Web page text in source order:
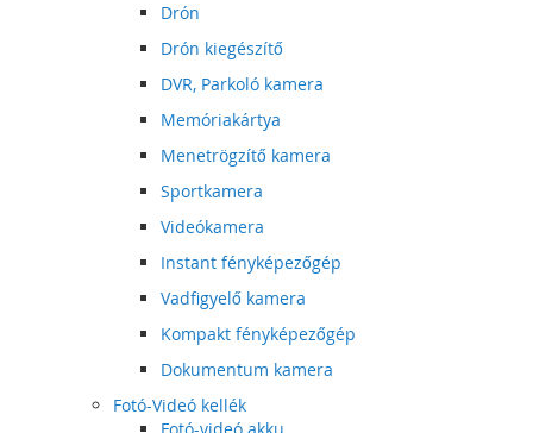
Drón
Drón kiegészítő
DVR, Parkoló kamera
Memóriakártya
Menetrögzítő kamera
Sportkamera
Videókamera
Instant fényképezőgép
Vadfigyelő kamera
Kompakt fényképezőgép
Dokumentum kamera
Fotó-Videó kellék